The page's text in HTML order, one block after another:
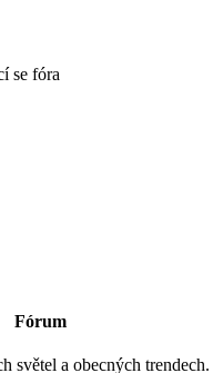
se fóra
Fórum
světel a obecných